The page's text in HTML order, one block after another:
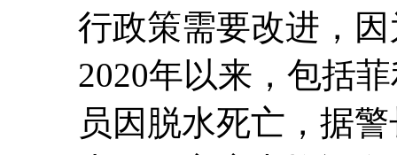
行政策需要改进，
2020年以来，包括
员因脱水死亡，据